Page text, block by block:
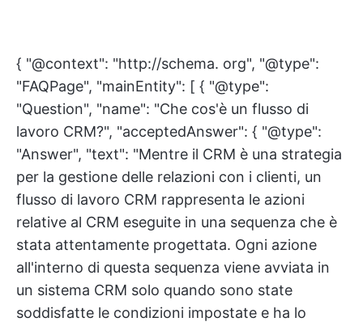
{ "@context": "http://schema. org", "@type":
"FAQPage", "mainEntity": [ { "@type":
"Question", "name": "Che cos'è un flusso di
lavoro CRM?", "acceptedAnswer": { "@type":
"Answer", "text": "Mentre il CRM è una strategia
per la gestione delle relazioni con i clienti, un
flusso di lavoro CRM rappresenta le azioni
relative al CRM eseguite in una sequenza che è
stata attentamente progettata. Ogni azione
all'interno di questa sequenza viene avviata in
un sistema CRM solo quando sono state
soddisfatte le condizioni impostate e ha lo